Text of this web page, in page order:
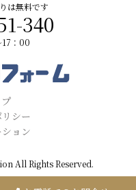
は無料です
340
17：00
シー
ョン
All Rights Reserved.